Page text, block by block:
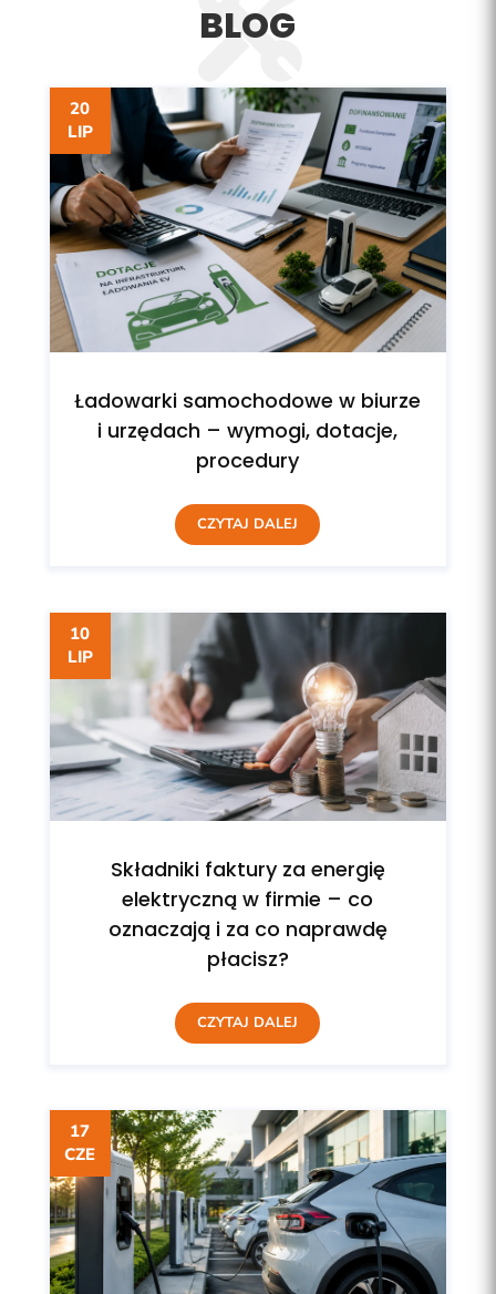
BLOG
Ładowarki samochodowe w biurze
i urzędach – wymogi, dotacje,
procedury
20
LIP
CZYTAJ DALEJ
Składniki faktury za energię
elektryczną w firmie – co
oznaczają i za co naprawdę
płacisz?
10
LIP
CZYTAJ DALEJ
17
CZE